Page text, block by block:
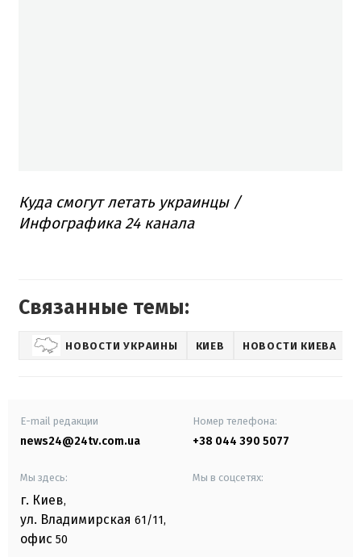
Куда смогут летать украинцы /
Инфографика 24 канала
Связанные темы:
НОВОСТИ УКРАИНЫ КИЕВ НОВОСТИ КИЕВА
E-mail редакции
news24@24tv.com.ua
Номер телефона:
+38 044 390 5077
Мы здесь:
г. Киев,
ул. Владимирская 61/11,
офис 50
Мы в соцсетях: